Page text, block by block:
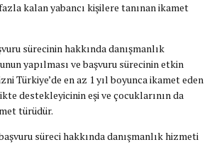
kalan yabancı kişilere tanınan ikamet
sürecinin hakkında danışmanlık
yapılması ve başvuru sürecinin etkin
Türkiye’de en az 1 yıl boyunca ikamet eden
destekleyicinin eşi ve çocuklarının da
türüdür.
süreci hakkında danışmanlık hizmeti